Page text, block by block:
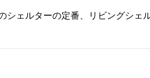
シェルターの定番、リビングシェ